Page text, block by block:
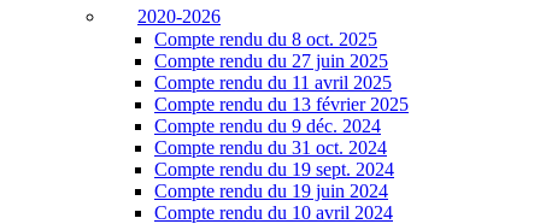
2020-2026
Compte rendu du 8 oct. 2025
Compte rendu du 27 juin 2025
Compte rendu du 11 avril 2025
Compte rendu du 13 février 2025
Compte rendu du 9 déc. 2024
Compte rendu du 31 oct. 2024
Compte rendu du 19 sept. 2024
Compte rendu du 19 juin 2024
Compte rendu du 10 avril 2024